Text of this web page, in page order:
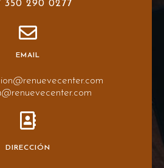
350 290 0277
EMAIL
DIRECCIÓN